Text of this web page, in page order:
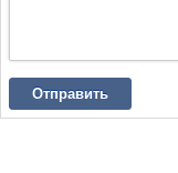
Отправить